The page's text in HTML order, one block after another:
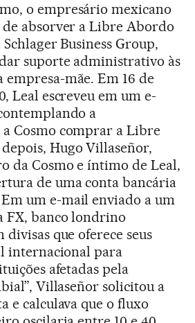
o empresário mexicano
absorver a Libre Abordo
Business Group,
suporte administrativo às
empresa-mãe. Em 16 de
Leal escreveu em um e-
a
Cosmo comprar a Libre
Hugo Villaseñor,
da Cosmo e íntimo de Leal,
de uma conta bancária
um e-mail enviado a um
banco londrino
divisas que oferece seus
internacional para
afetadas pela
Villaseñor solicitou a
e calculava que o fluxo